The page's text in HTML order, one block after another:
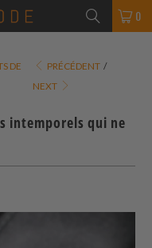
0
DE
PRÉCÉDENT /
NEXT
intemporels qui ne